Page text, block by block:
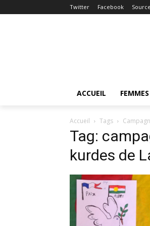
Twitter Facebook
ACCUEIL FEMMES
Accueil Tags
Tag:
kurdes de